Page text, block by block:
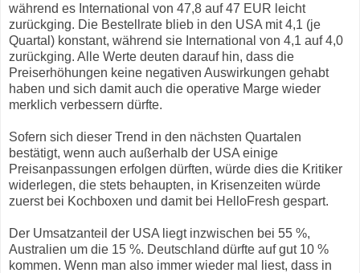
während es International von 47,8 auf 47 EUR leicht
zurückging. Die Bestellrate blieb in den USA mit 4,1 (je
Quartal) konstant, während sie International von 4,1 auf 4,0
zurückging. Alle Werte deuten darauf hin, dass die
Preiserhöhungen keine negativen Auswirkungen gehabt
haben und sich damit auch die operative Marge wieder
merklich verbessern dürfte.
Sofern sich dieser Trend in den nächsten Quartalen
bestätigt, wenn auch außerhalb der USA einige
Preisanpassungen erfolgen dürften, würde dies die Kritiker
widerlegen, die stets behaupten, in Krisenzeiten würde
zuerst bei Kochboxen und damit bei HelloFresh gespart.
Der Umsatzanteil der USA liegt inzwischen bei 55 %,
Australien um die 15 %. Deutschland dürfte auf gut 10 %
kommen. Wenn man also immer wieder mal liest, dass in